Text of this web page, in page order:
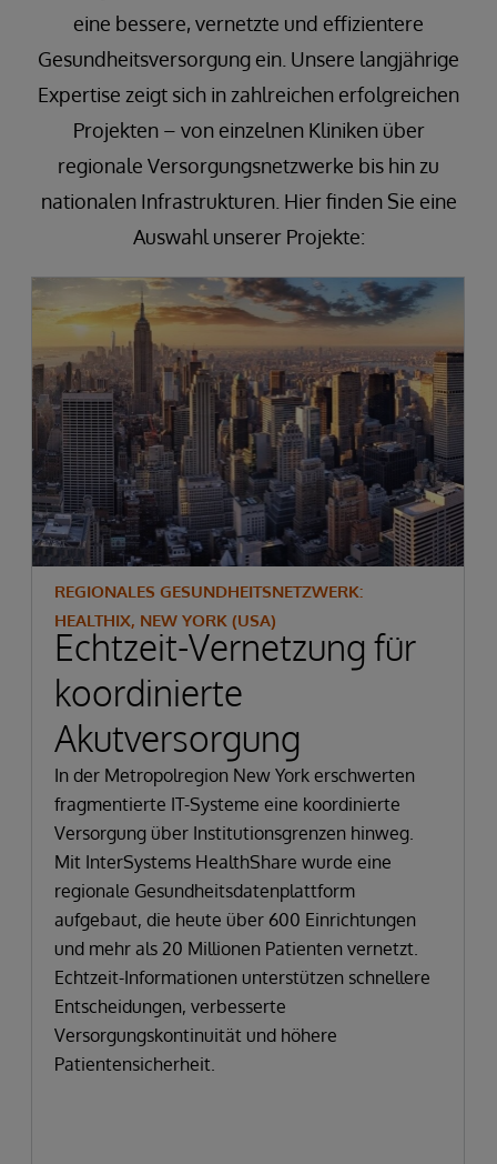
eine bessere, vernetzte und effizientere
Gesundheitsversorgung ein. Unsere langjährige
Expertise zeigt sich in zahlreichen erfolgreichen
Projekten – von einzelnen Kliniken über
regionale Versorgungsnetzwerke bis hin zu
nationalen Infrastrukturen. Hier finden Sie eine
Auswahl unserer Projekte:
REGIONALES GESUNDHEITSNETZWERK:
HEALTHIX, NEW YORK (USA)
Echtzeit-Vernetzung für
koordinierte
Akutversorgung
In der Metropolregion New York erschwerten
fragmentierte IT-Systeme eine koordinierte
Versorgung über Institutionsgrenzen hinweg.
Mit InterSystems HealthShare wurde eine
regionale Gesundheitsdatenplattform
aufgebaut, die heute über 600 Einrichtungen
und mehr als 20 Millionen Patienten vernetzt.
Echtzeit-Informationen unterstützen schnellere
Entscheidungen, verbesserte
Versorgungskontinuität und höhere
Patientensicherheit.